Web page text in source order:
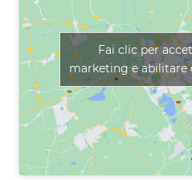
Fai clic per
marketing e abilitare